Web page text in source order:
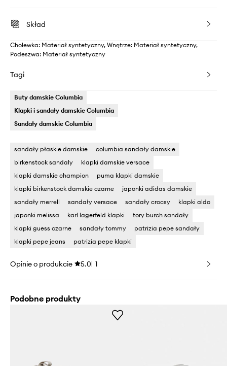
Skład
Cholewka: Materiał syntetyczny, Wnętrze: Materiał syntetyczny,
Podeszwa: Materiał syntetyczny
Tagi
Buty damskie Columbia
Klapki i sandały damskie Columbia
Sandały damskie Columbia
sandały płaskie damskie
columbia sandały damskie
birkenstock sandaly
klapki damskie versace
klapki damskie champion
puma klapki damskie
klapki birkenstock damskie czarne
japonki adidas damskie
sandały merrell
sandały versace sandały crocsy
klapki aldo
japonki melissa
karl lagerfeld klapki
tory burch sandały
klapki guess czarne
sandały tommy
patrizia pepe sandały
klapki pepe jeans
patrizia pepe klapki
Opinie o produkcie 5.0 1
Podobne produkty